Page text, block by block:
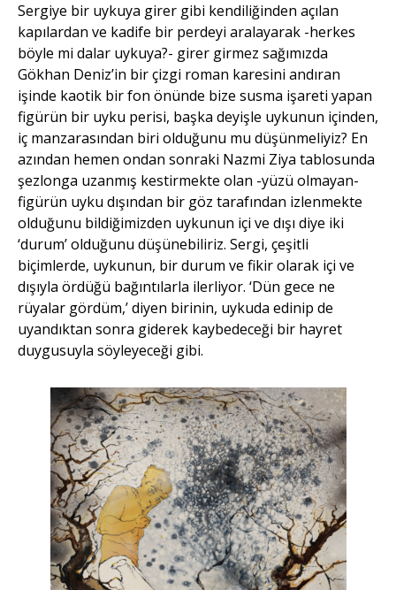
Sergiye bir uykuya girer gibi kendiliğinden açılan
kapılardan ve kadife bir perdeyi aralayarak -herkes
böyle mi dalar uykuya?- girer girmez sağımızda
Gökhan Deniz’in bir çizgi roman karesini andıran
işinde kaotik bir fon önünde bize susma işareti yapan
figürün bir uyku perisi, başka deyişle uykunun içinden,
iç manzarasından biri olduğunu mu düşünmeliyiz? En
azından hemen ondan sonraki Nazmi Ziya tablosunda
şezlonga uzanmış kestirmekte olan -yüzü olmayan-
figürün uyku dışından bir göz tarafından izlenmekte
olduğunu bildiğimizden uykunun içi ve dışı diye iki
‘durum’ olduğunu düşünebiliriz. Sergi, çeşitli
biçimlerde, uykunun, bir durum ve fikir olarak içi ve
dışıyla ördüğü bağıntılarla ilerliyor. ‘Dün gece ne
rüyalar gördüm,’ diyen birinin, uykuda edinip de
uyandıktan sonra giderek kaybedeceği bir hayret
duygusuyla söyleyeceği gibi.